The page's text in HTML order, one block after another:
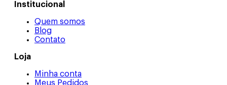
Institucional
Quem somos
Blog
Contato
Loja
Minha conta
Meus Pedidos